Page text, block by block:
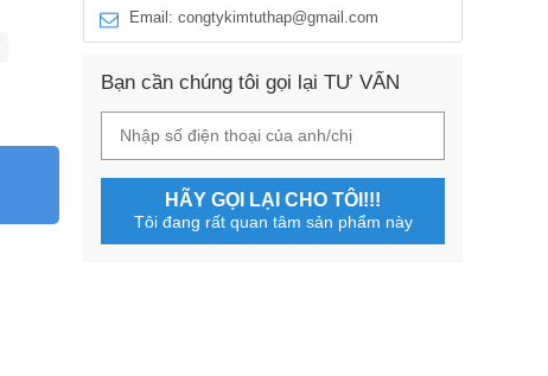
Email: congtykimtuthap@gmail.com
Bạn cần chúng tôi gọi lại TƯ VẤN
HÃY GỌI LẠI CHO TÔI!!!
Tôi đang rất quan tâm sản phẩm này